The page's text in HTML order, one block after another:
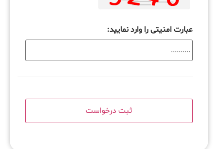
عبارت امنیتی را وارد نمایید: